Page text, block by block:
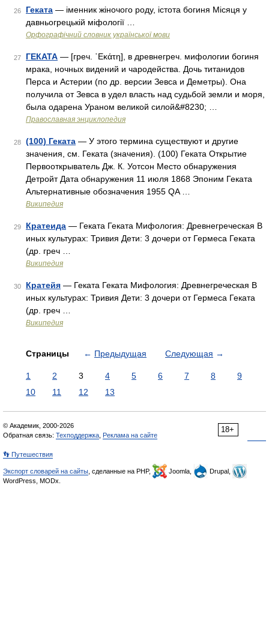
26 Геката — іменник жіночого роду, істота богиня Місяця у
давньогрецькій міфології …
Орфографічний словник української мови
27 ГЕКАТА — [греч. ῾Εκάτη], в древнегреч. мифологии богиня
мрака, ночных видений и чародейства. Дочь титанидов
Перса и Астерии (по др. версии Зевса и Деметры). Она
получила от Зевса в удел власть над судьбой земли и моря,
была одарена Ураном великой силой&#8230; …
Православная энциклопедия
28 (100) Геката — У этого термина существуют и другие
значения, см. Геката (значения). (100) Геката Открытие
Первооткрыватель Дж. К. Уотсон Место обнаружения
Детройт Дата обнаружения 11 июля 1868 Эпоним Геката
Альтернативные обозначения 1955 QA …
Википедия
29 Кратеида — Геката Геката Мифология: Древнегреческая В
иных культурах: Тривия Дети: 3 дочери от Гермеса Геката
(др. греч …
Википедия
30 Кратейя — Геката Геката Мифология: Древнегреческая В
иных культурах: Тривия Дети: 3 дочери от Гермеса Геката
(др. греч …
Википедия
Страницы ← Предыдущая Следующая →
1 2 3 4 5 6 7 8
9
10
11 12 13
18+
© Академик, 2000-2026
Обратная связь: Техподдержка Реклама на сайте
👣 Путешествия
Экспорт словарей на сайты , сделанные на PHP, Joomla,
Drupal,
WordPress, MODx.